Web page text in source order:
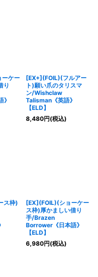
ケー
り
[EX+](FOIL)(フルアー
ト)願い爪のタリスマ
ン/Wishclaw
Talisman《英語》
【ELD】
8,480円(税込)
ス枠)
[EX](FOIL)(ショーケー
ス枠)厚かましい借り
手/Brazen
Borrower《日本語》
【ELD】
6,980円(税込)